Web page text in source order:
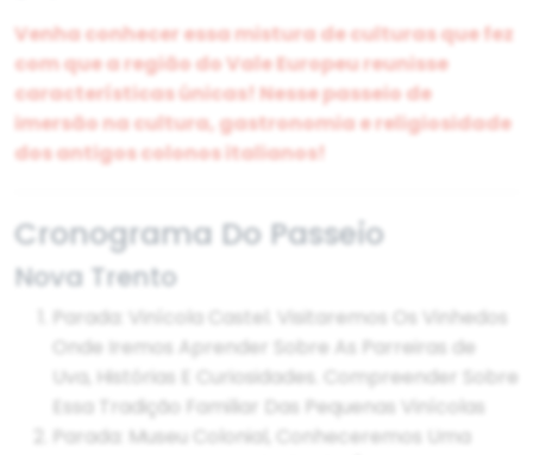
Venha conhecer essa mistura de culturas que fez
com que a região do Vale Europeu reunisse
características únicas! Nesse passeio de
imersão na cultura, gastronomia e religiosidade
dos antigos colonos italianos!
Cronograma Do Passeio
Nova Trento
Parada: Vinícola Castel. Visitaremos Os Vinhedos
Onde Iremos Aprender Sobre As Parreiras de
Uva, Histórias E Curiosidades. Compreender Sobre
Essa Tradição Familiar Das Pequenas Vinícolas
Parada: Museu Colonial, Conheceremos Uma